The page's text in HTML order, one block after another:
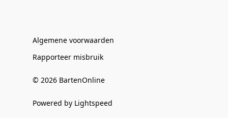
Algemene voorwaarden
Rapporteer misbruik
© 2026 BartenOnline
Powered by Lightspeed